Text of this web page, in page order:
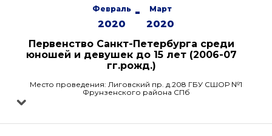
Февраль
2020
- Март
2020
Первенство Санкт-Петербурга среди
юношей и девушек до 15 лет (2006-07
гг.рожд.)
Место проведения: Лиговский пр. д.208 ГБУ СШОР №1
Фрунзенского района СПб